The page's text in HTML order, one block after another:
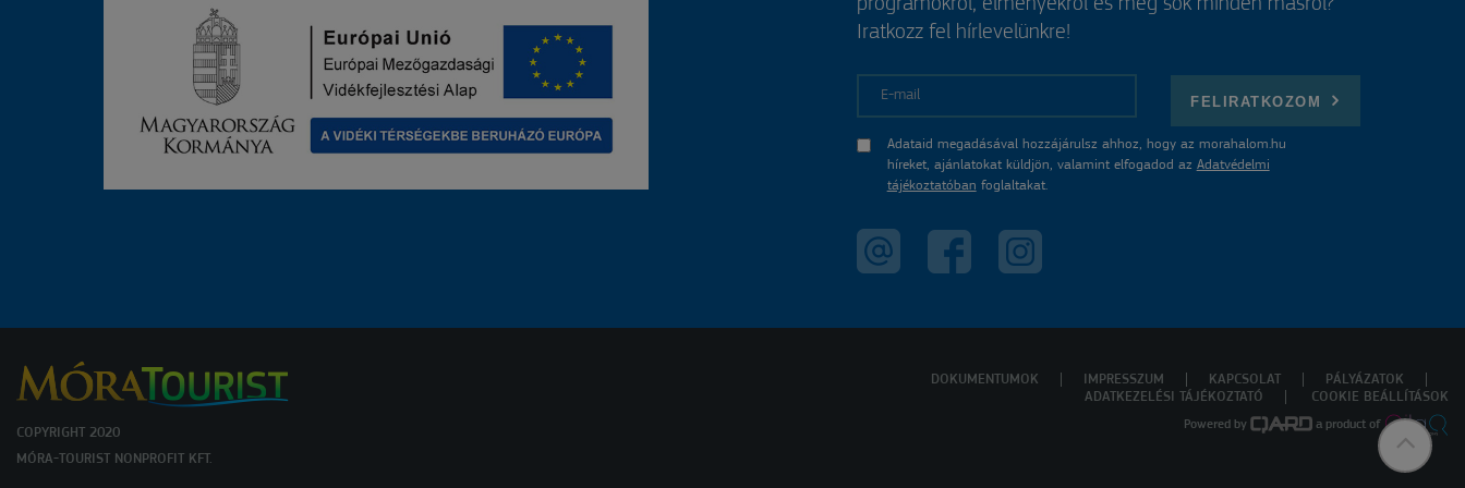
programokról, élményekről és még sok minden másról?
Iratkozz fel hírlevelünkre!
FELIRATKOZOM
Adataid megadásával hozzájárulsz ahhoz, hogy az morahalom.hu
híreket, ajánlatokat küldjön, valamint elfogadod az Adatvédelmi
tájékoztatóban foglaltakat.
COPYRIGHT 2020
MÓRA-TOURIST NONPROFIT KFT.
DOKUMENTUMOK IMPRESSZUM KAPCSOLAT
PÁLYÁZATOK
ADATKEZELÉSI TÁJÉKOZTATÓ
COOKIE BEÁLLÍTÁSOK
Powered by a product of